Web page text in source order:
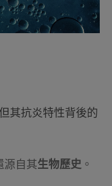
其抗炎特性背後的
源自其生物歷史 。